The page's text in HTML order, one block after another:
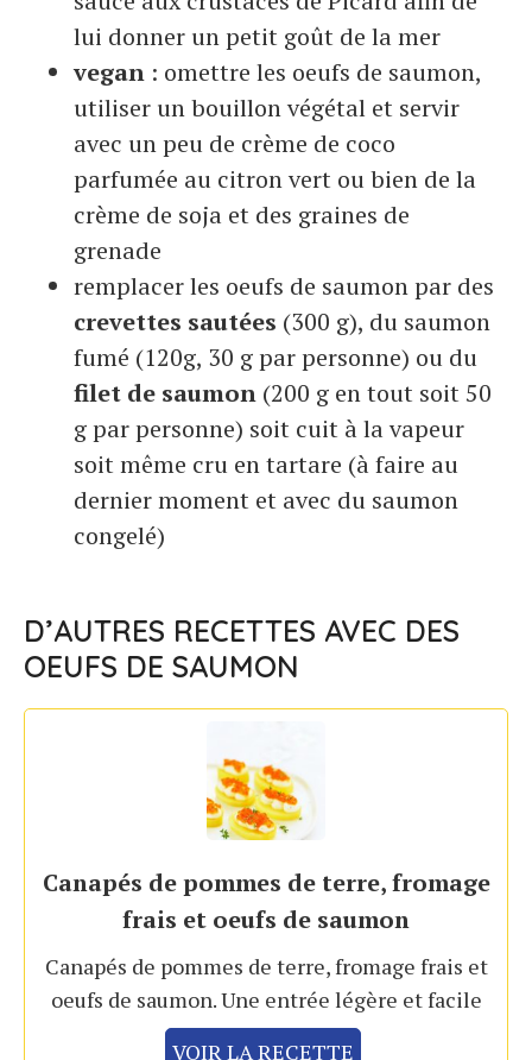
lui donner un petit goût de la mer
vegan : omettre les oeufs de saumon,
utiliser un bouillon végétal et servir
avec un peu de crème de coco
parfumée au citron vert ou bien de la
crème de soja et des graines de
grenade
remplacer les oeufs de saumon par des
crevettes sautées (300 g), du saumon
fumé (120g, 30 g par personne) ou du
filet de saumon (200 g en tout soit 50
g par personne) soit cuit à la vapeur
soit même cru en tartare (à faire au
dernier moment et avec du saumon
congelé)
D’AUTRES RECETTES AVEC DES
OEUFS DE SAUMON
Canapés de pommes de terre, fromage
frais et oeufs de saumon
Canapés de pommes de terre, fromage frais et
oeufs de saumon. Une entrée légère et facile
VOIR LA RECETTE